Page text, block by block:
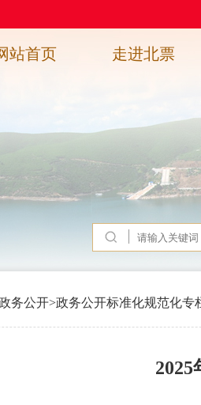
站首页 走进北票
务公开>政务公开标准化规范化专